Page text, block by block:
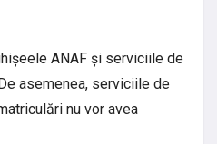
ANAF și serviciile de
asemenea, serviciile de
nu vor avea